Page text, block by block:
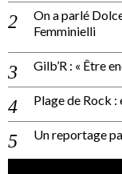
On a parlé
Femminielli
Gilb’R : « Être
Plage de Rock :
Un reportage